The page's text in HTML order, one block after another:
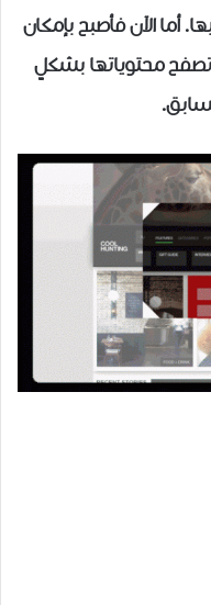
أما الآن فأصبح بإمكان
محتوياتها بشكلٍ